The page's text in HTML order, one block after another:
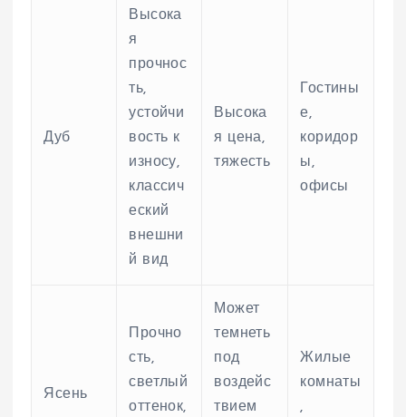
Дуб
Высока
я
прочнос
ть,
устойчи
вость к
износу,
классич
еский
внешни
й вид
Высока
я цена,
тяжесть
Гостины
е,
коридор
ы,
офисы
Ясень
Прочно
сть,
светлый
оттенок,
Может
темнеть
под
воздейс
твием
Жилые
комнаты
,